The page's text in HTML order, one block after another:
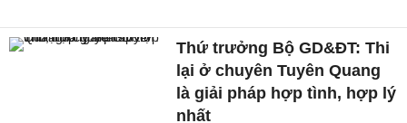
Thứ trưởng Bộ GD&ĐT: Thi
lại ở chuyên Tuyên Quang
là giải pháp hợp tình, hợp lý
nhất